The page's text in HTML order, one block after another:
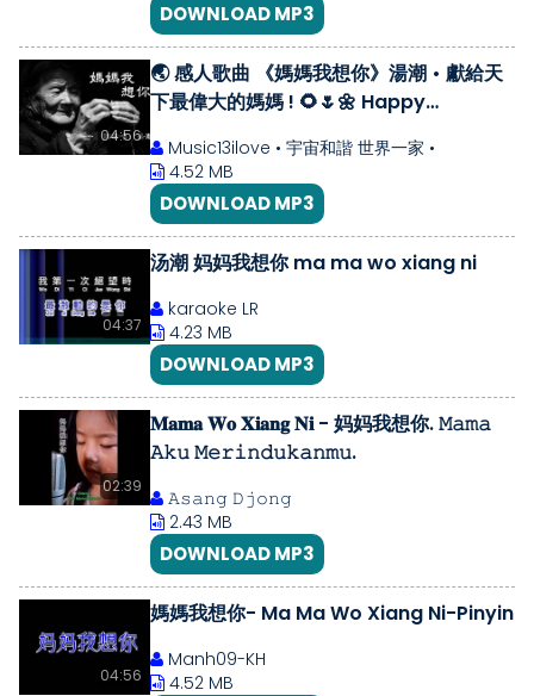
DOWNLOAD MP3
04:56
🌏 感人歌曲 《媽媽我想你》湯潮 • 獻給天
下最偉大的媽媽 ! 🌻🌷🌼 Happy
Music13ilove • 宇宙和諧 世界一家 •
4.52 MB
DOWNLOAD MP3
04:37
汤潮 妈妈我想你 ma ma wo xiang ni
karaoke LR
4.23 MB
DOWNLOAD MP3
02:39
𝐌𝐚𝐦𝐚 𝐖𝐨 𝐗𝐢𝐚𝐧𝐠 𝐍𝐢 - 妈妈我想你. 𝙼𝚊𝚖𝚊
𝙰𝚔𝚞 𝙼𝚎𝚛𝚒𝚗𝚍𝚞𝚔𝚊𝚗𝚖𝚞.
𝙰𝚜𝚊𝚗𝚐 𝙳𝚓𝚘𝚗𝚐
2.43 MB
DOWNLOAD MP3
04:56
媽媽我想你- Ma Ma Wo Xiang Ni-Pinyin
Manh09-KH
4.52 MB